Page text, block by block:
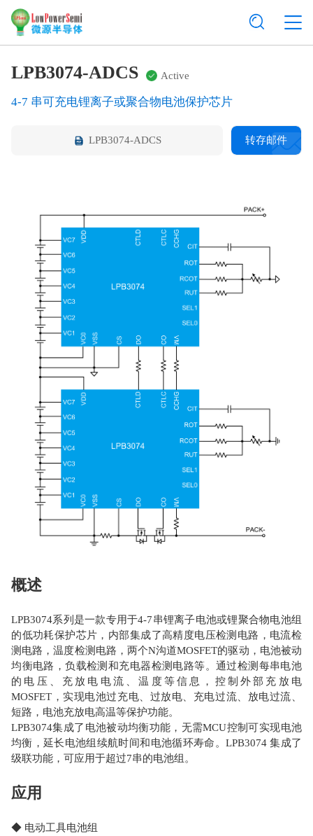
LPB3074-ADCS Active
4-7 串可充电锂离子或聚合物电池保护芯片
LPB3074-ADCS 转存邮件
概述
LPB3074系列是一款专用于4-7串锂离子电池或锂聚合物电池组
的低功耗保护芯片，内部集成了高精度电压检测电路，电流检
测电路，温度检测电路，两个N沟道MOSFET的驱动，电池被动
均衡电路，负载检测和充电器检测电路等。通过检测每串电池
的电压、充放电电流、温度等信息，控制外部充放电
MOSFET，实现电池过充电、过放电、充电过流、放电过流、
短路，电池充放电高温等保护功能。
LPB3074集成了电池被动均衡功能，无需MCU控制可实现电池
均衡，延长电池组续航时间和电池循环寿命。LPB3074 集成了
级联功能，可应用于超过7串的电池组。
应用
◆ 电动工具电池组